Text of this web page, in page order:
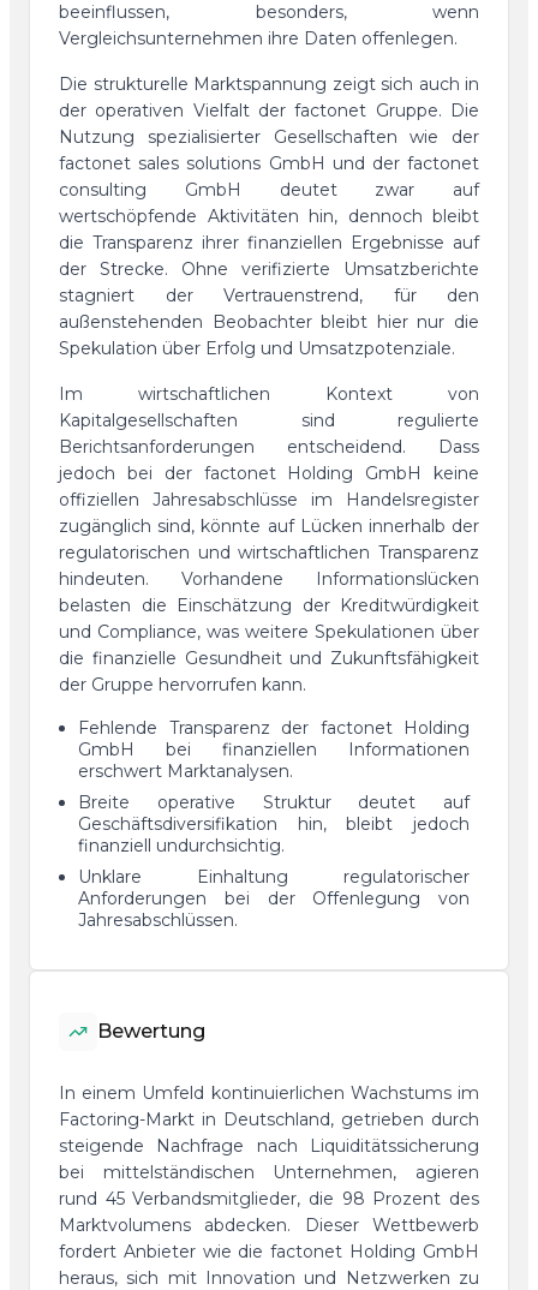
beeinflussen, besonders, wenn
Vergleichsunternehmen ihre Daten offenlegen.
Die strukturelle Marktspannung zeigt sich auch in
der operativen Vielfalt der factonet Gruppe. Die
Nutzung spezialisierter Gesellschaften wie der
factonet sales solutions GmbH und der factonet
consulting GmbH deutet zwar auf
wertschöpfende Aktivitäten hin, dennoch bleibt
die Transparenz ihrer finanziellen Ergebnisse auf
der Strecke. Ohne verifizierte Umsatzberichte
stagniert der Vertrauenstrend, für den
außenstehenden Beobachter bleibt hier nur die
Spekulation über Erfolg und Umsatzpotenziale.
Im wirtschaftlichen Kontext von
Kapitalgesellschaften sind regulierte
Berichtsanforderungen entscheidend. Dass
jedoch bei der factonet Holding GmbH keine
offiziellen Jahresabschlüsse im Handelsregister
zugänglich sind, könnte auf Lücken innerhalb der
regulatorischen und wirtschaftlichen Transparenz
hindeuten. Vorhandene Informationslücken
belasten die Einschätzung der Kreditwürdigkeit
und Compliance, was weitere Spekulationen über
die finanzielle Gesundheit und Zukunftsfähigkeit
der Gruppe hervorrufen kann.
Fehlende Transparenz der factonet Holding
GmbH bei finanziellen Informationen
erschwert Marktanalysen.
Breite operative Struktur deutet auf
Geschäftsdiversifikation hin, bleibt jedoch
finanziell undurchsichtig.
Unklare Einhaltung regulatorischer
Anforderungen bei der Offenlegung von
Jahresabschlüssen.
Bewertung
In einem Umfeld kontinuierlichen Wachstums im
Factoring-Markt in Deutschland, getrieben durch
steigende Nachfrage nach Liquiditätssicherung
bei mittelständischen Unternehmen, agieren
rund 45 Verbandsmitglieder, die 98 Prozent des
Marktvolumens abdecken. Dieser Wettbewerb
fordert Anbieter wie die factonet Holding GmbH
heraus, sich mit Innovation und Netzwerken zu